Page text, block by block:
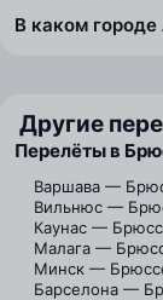
В каком
Другие
Перелёты в
Варшава —
Вильнюс —
Каунас —
Малага —
Минск —
Барселона —